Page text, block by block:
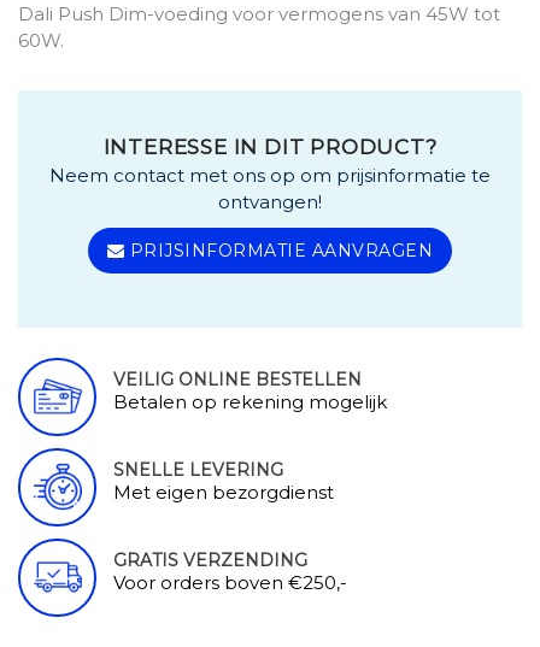
Dali Push Dim-voeding voor vermogens van 45W tot
60W.
INTERESSE IN DIT PRODUCT?
Neem contact met ons op om prijsinformatie te
ontvangen!
PRIJSINFORMATIE AANVRAGEN
VEILIG ONLINE BESTELLEN
Betalen op rekening mogelijk
SNELLE LEVERING
Met eigen bezorgdienst
GRATIS VERZENDING
Voor orders boven €250,-